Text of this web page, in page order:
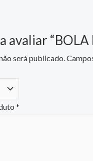
avaliar “BOLA
será publicado.
*